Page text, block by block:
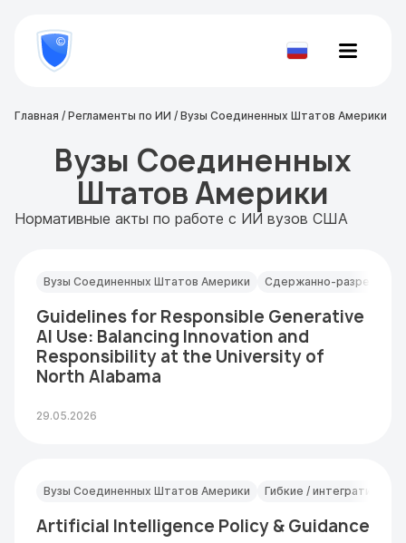
800
777-
81-Проверить
Главная / Регламенты по ИИ / Вузы Соединенных Штатов Америки
Вузы Соединенных
Штатов Америки
Нормативные акты по работе с ИИ вузов США
Вузы Соединенных Штатов Америки Сдержанно-
Guidelines for Responsible Generative
AI Use: Balancing Innovation and
Responsibility at the University of
North Alabama
29.05.2026
Вузы Соединенных Штатов Америки Гибкие / интегративные
Artificial Intelligence Policy & Guidance